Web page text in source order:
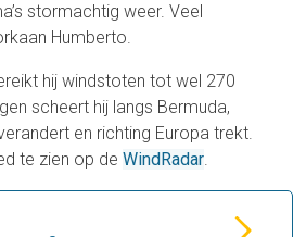
stormachtig weer. Veel
Humberto.
hij windstoten tot wel 270
scheert hij langs Bermuda,
en richting Europa trekt.
te zien op de WindRadar.